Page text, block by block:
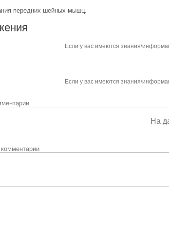
передних шейных мышц.
Если у вас имеются
Если у вас имеются
На